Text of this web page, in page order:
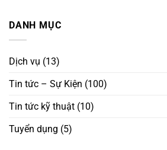
DANH MỤC
Dịch vụ (13)
Tin tức – Sự Kiện (100)
Tin tức kỹ thuật (10)
Tuyển dụng (5)